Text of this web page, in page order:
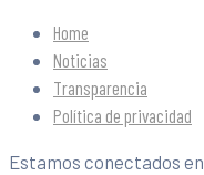
Home
Noticias
Transparencia
Política de privacidad
Estamos conectados en